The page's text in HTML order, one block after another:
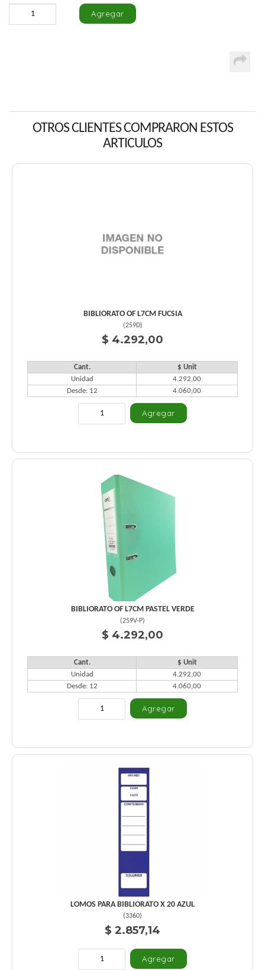
OTROS CLIENTES COMPRARON ESTOS
ARTICULOS
BIBLIORATO OF L7CM FUCSIA
(259D)
$ 4.292,00
Cant.
$ Unit
Unidad
4.292,00
Desde: 12
4.060,00
BIBLIORATO OF L7CM PASTEL VERDE
(259V-P)
$ 4.292,00
Cant.
$ Unit
Unidad
4.292,00
Desde: 12
4.060,00
LOMOS PARA BIBLIORATO X 20 AZUL
(3360)
$ 2.857,14